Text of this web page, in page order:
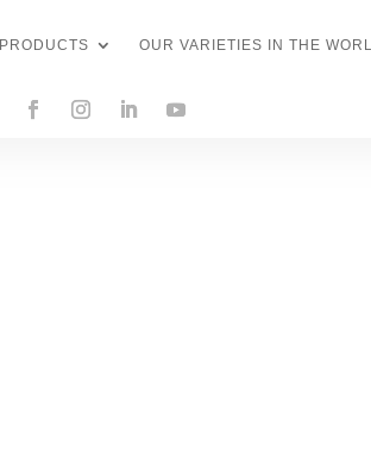
PRODUCTS OUR VARIETIES IN THE